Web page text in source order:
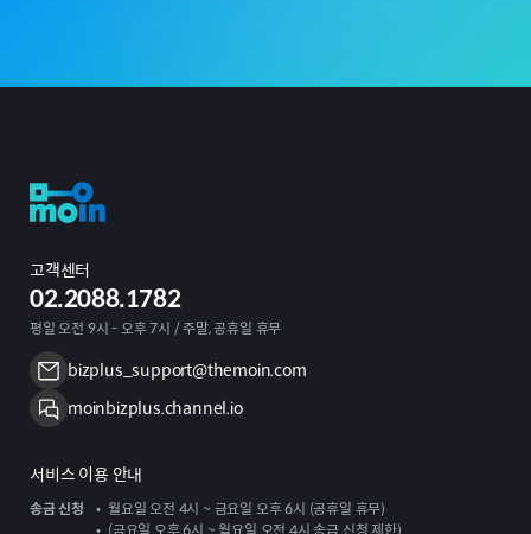
고객센터
02.2088.1782
평일 오전 9시 - 오후 7시 / 주말, 공휴일 휴무
bizplus_support@themoin.com
moinbizplus.channel.io
서비스 이용 안내
송금 신청
월요일 오전 4시 ~ 금요일 오후 6시 (공휴일 휴무)
(금요일 오후 6시 ~ 월요일 오전 4시 송금 신청 제한)